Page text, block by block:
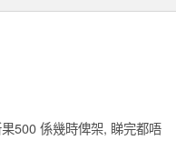
500 係幾時俾架, 睇完都唔